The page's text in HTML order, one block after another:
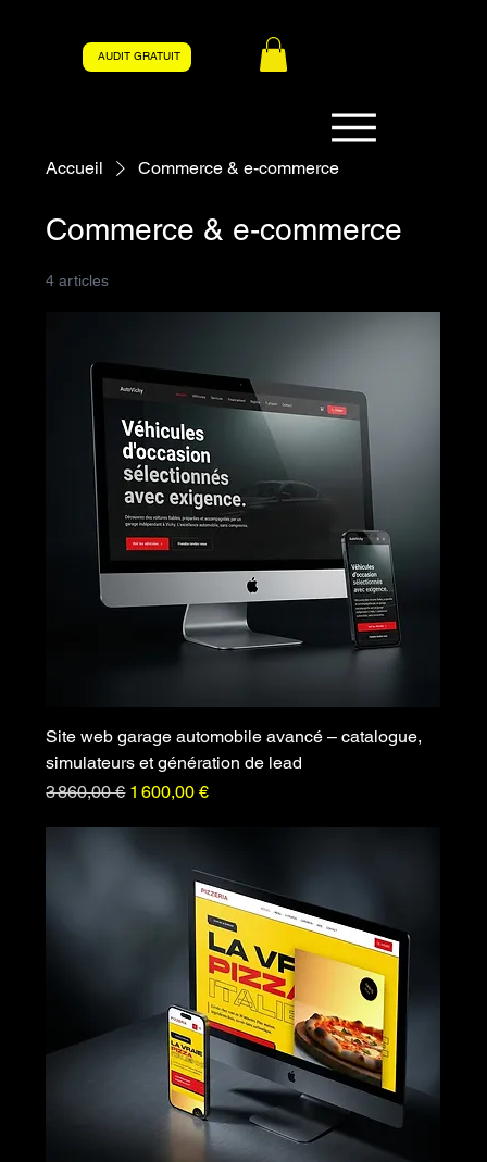
AUDIT GRATUIT
Accueil Commerce & e-commerce
Commerce & e-commerce
4 articles
Site web garage automobile avancé – catalogue,
simulateurs et génération de lead
Prix original
3 860,00 € Prix promotionnel
1 600,00 €